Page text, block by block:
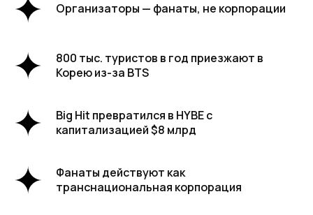
Организаторы — фанаты, не корпорации
800 тыс. туристов в год приезжают в
Корею из-за BTS
Big Hit превратился в HYBE с
капитализацией $8 млрд
Фанаты действуют как
транснациональная корпорация